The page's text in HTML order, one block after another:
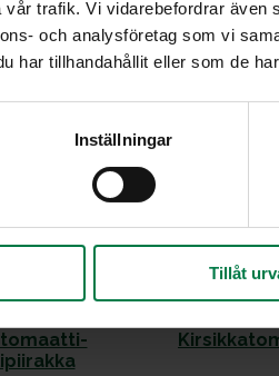
trafik. Vi vidarebefordrar även
och analysföretag som vi
har tillhandahållit eller som de
Inställningar
Tillåt